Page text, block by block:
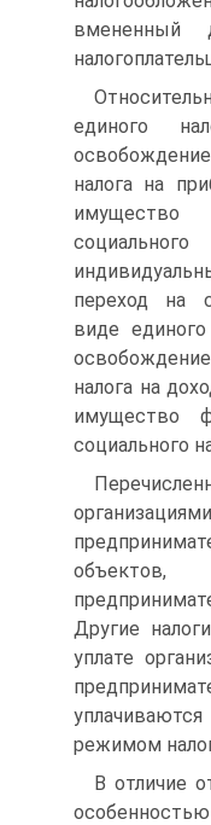
вмененный
единого
налога на
имущество
переход на
виде
налога на
имущество
социального
Другие
уплате
режимом
В отличие